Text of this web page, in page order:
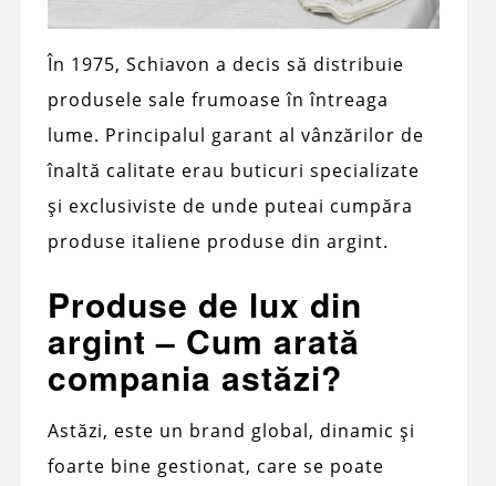
În 1975, Schiavon a decis să distribuie
produsele sale frumoase în întreaga
lume. Principalul garant al vânzărilor de
înaltă calitate erau buticuri specializate
și exclusiviste de unde puteai cumpăra
produse italiene produse din argint.
Produse de lux din
argint – Cum arată
compania astăzi?
Astăzi, este un brand global, dinamic și
foarte bine gestionat, care se poate